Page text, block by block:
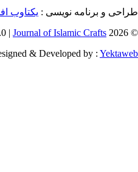
نویسی : یکتاوب افزار شرق
Journal of Islamic
Designed & Developed by :